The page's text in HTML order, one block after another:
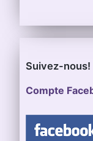
Suivez-nous!
Compte